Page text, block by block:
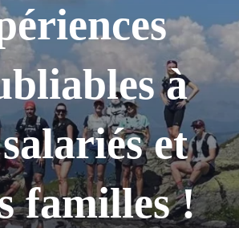
à
et
familles !